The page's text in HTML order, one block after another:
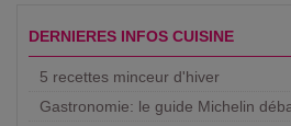
DERNIERES INFOS CUISINE
5 recettes minceur d'hiver
Gastronomie: le guide Michelin